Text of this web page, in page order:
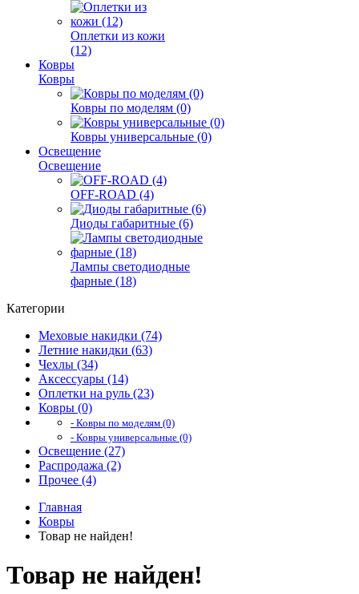
Оплетки из кожи
(12)
Ковры
Ковры
Ковры по моделям (0)
Ковры универсальные (0)
Освещение
Освещение
OFF-ROAD (4)
Диоды габаритные (6)
Лампы светодиодные
фарные (18)
Категории
Меховые накидки (74)
Летние накидки (63)
Чехлы (34)
Аксессуары (14)
Оплетки на руль (23)
Ковры (0)
- Ковры по моделям (0)
- Ковры универсальные (0)
Освещение (27)
Распродажа (2)
Прочее (4)
Главная
Ковры
Товар не найден!
Товар не найден!